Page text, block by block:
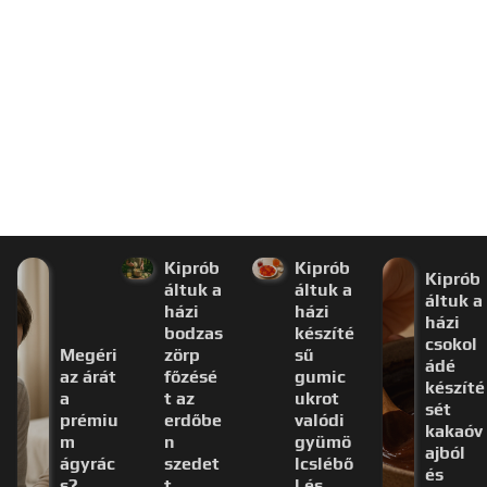
Megéri
az árát
a
prémiu
m
ágyrác
Kiprób
áltuk a
házi
bodzas
zörp
főzésé
t az
erdőbe
n
szedet
Kiprób
áltuk a
házi
készíté
sű
gumic
ukrot
valódi
gyümö
lcslébő
Kiprób
áltuk a
házi
csokol
ádé
készíté
sét
kakaóv
ajból
és